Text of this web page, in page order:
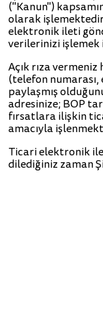
("Kanun")
olarak
elektronik ileti
verilerinizi işlemek
Açık rıza
(telefon
paylaşmış
adresinize; BOP
fırsatlara ilişkin
amacıyla
Ticari elektronik
dilediğiniz zaman